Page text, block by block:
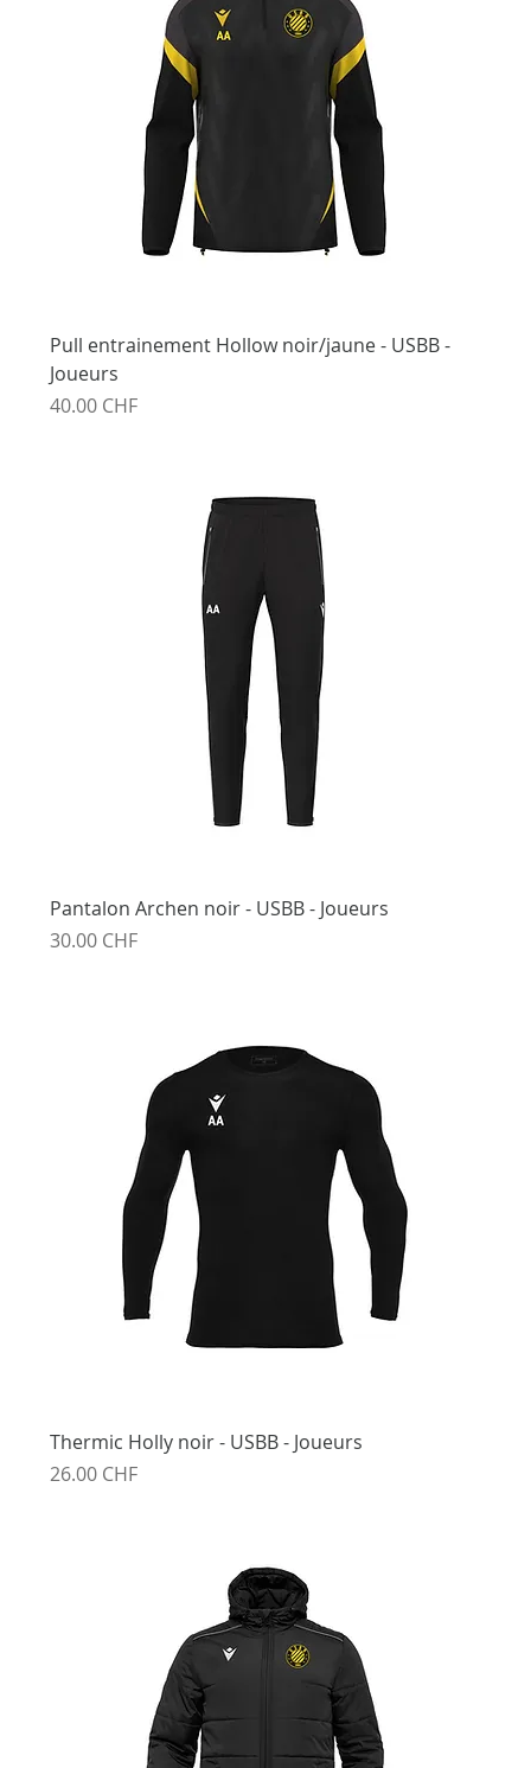
Pull entrainement Hollow noir/jaune - USBB -
Joueurs
Prix
40.00 CHF
Pantalon Archen noir - USBB - Joueurs
Prix
30.00 CHF
Thermic Holly noir - USBB - Joueurs
Prix
26.00 CHF